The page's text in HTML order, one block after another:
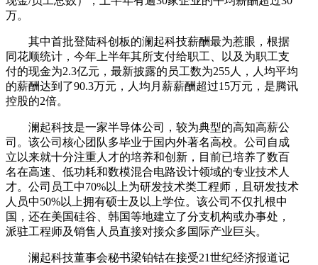
万。
其中首批登陆科创板的澜起科技薪酬最为惹眼，根据
同花顺统计，今年上半年其所支付给职工、以及为职工支
付的现金为2.3亿元，最新披露的员工数为255人，人均平均
的薪酬达到了90.3万元，人均月薪薪酬超过15万元，是腾讯
控股的2倍。
澜起科技是一家半导体公司，较为典型的高知高薪公
司。该公司核心团队多毕业于国内外著名高校。公司自成
立以来就十分注重人才的培养和创新，目前已培养了数百
名在高速、低功耗和数模混合电路设计领域的专业技术人
才。公司员工中70%以上为研发技术类工程师，且研发技术
人员中50%以上拥有硕士及以上学位。该公司不仅扎根中
国，还在美国硅谷、韩国等地建立了分支机构或办事处，
派驻工程师及销售人员直接对接众多国际产业巨头。
澜起科技董事会秘书梁铂钴在接受21世纪经济报道记